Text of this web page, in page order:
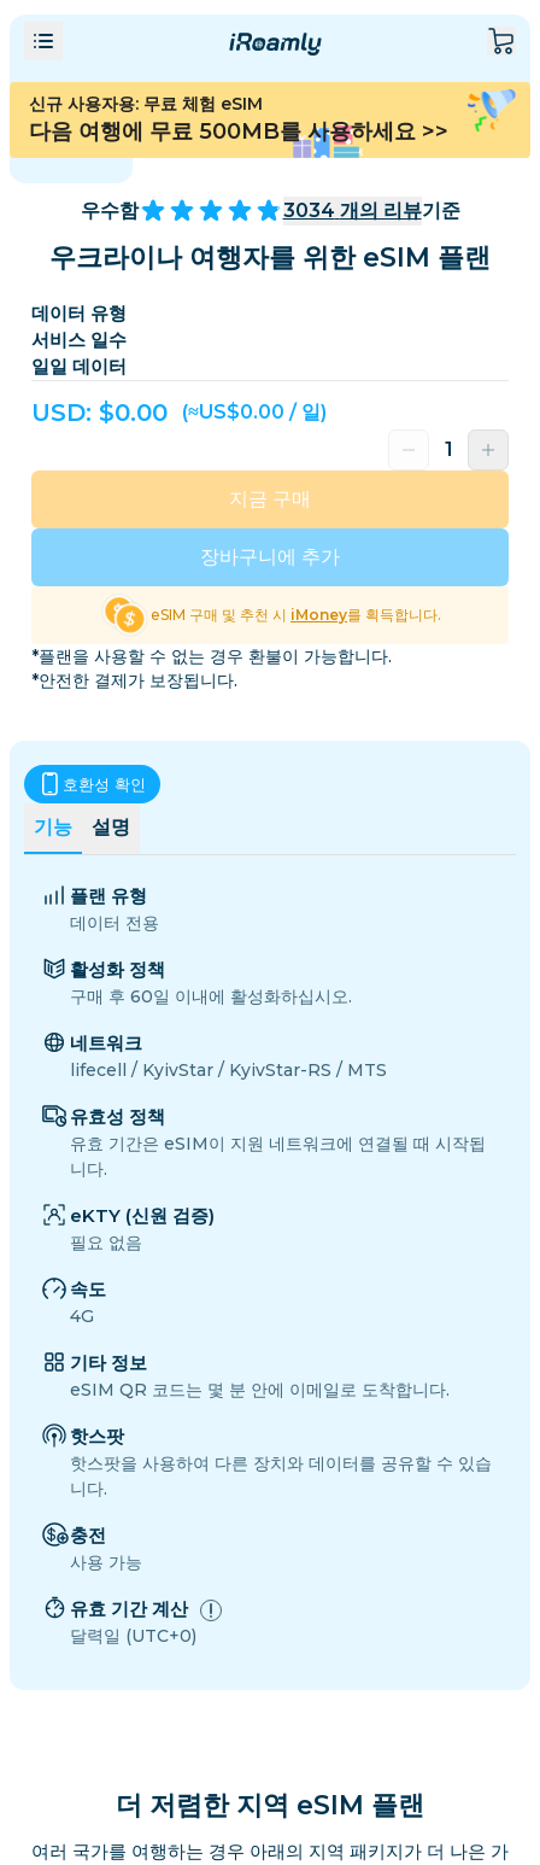
신규 사용자용: 무료 체험 eSIM
다음 여행에 무료 500MB를 사용하세요 >>
우수함 3034 개의 리뷰기준
우크라이나 여행자를 위한 eSIM 플랜
데이터 유형
서비스 일수
일일 데이터
USD: $0.00 (≈US$0.00 / 일)
장바구니에 추가
지금 구매
eSIM 구매 및 추천 시 iMoney를 획득합니다.
*플랜을 사용할 수 없는 경우 환불이 가능합니다.
*안전한 결제가 보장됩니다.
기능 설명
호환성 확인
플랜 유형
데이터 전용
활성화 정책
구매 후 60일 이내에 활성화하십시오.
네트워크
lifecell / KyivStar / KyivStar-RS / MTS
유효성 정책
유효 기간은 eSIM이 지원 네트워크에 연결될 때 시작됩
니다.
eKTY (신원 검증)
필요 없음
속도
4G
기타 정보
eSIM QR 코드는 몇 분 안에 이메일로 도착합니다.
핫스팟
핫스팟을 사용하여 다른 장치와 데이터를 공유할 수 있습
니다.
충전
사용 가능
유효 기간 계산
달력일 (UTC+0)
더 저렴한 지역 eSIM 플랜
여러 국가를 여행하는 경우 아래의 지역 패키지가 더 나은 가